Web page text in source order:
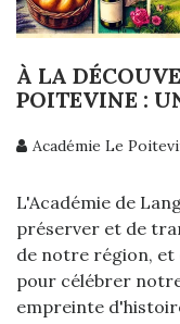
À LA
POITEVINE :
Académie Le
L'Académie de
préserver et de
de notre région, et
pour célébrer
empreinte